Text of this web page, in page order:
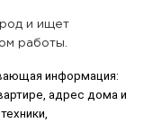
и ищет
работы.
информация:
адрес дома и